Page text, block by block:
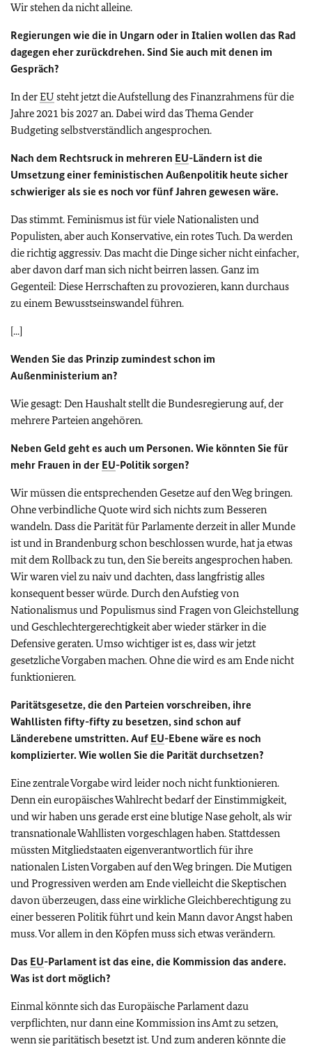
Wir stehen da nicht alleine.
Regierungen wie die in Ungarn oder in Italien wollen das Rad
dagegen eher zurückdrehen. Sind Sie auch mit denen im
Gespräch?
In derEU steht jetzt die Aufstellung des Finanzrahmens für die
Jahre 2021 bis 2027 an. Dabei wird das ThemaGender
Budgetingselbstverständlich angesprochen.
Nach dem Rechtsruck in mehreren EU-Ländern ist die
Umsetzung einer feministischen Außenpolitik heute sicher
schwieriger als sie es noch vor fünf Jahren gewesen wäre.
Das stimmt. Feminismus ist für viele Nationalisten und
Populisten, aber auch Konservative, ein rotes Tuch. Da werden
die richtig aggressiv. Das macht die Dinge sicher nicht einfacher,
aber davon darf man sich nicht beirren lassen. Ganz im
Gegenteil: Diese Herrschaften zu provozieren, kann durchaus
zu einem Bewusstseinswandel führen.
[...]
Wenden Sie das Prinzip zumindest schon im
Außenministerium an?
Wie gesagt: Den Haushalt stellt die Bundesregierung auf, der
mehrere Parteien angehören.
Neben Geld geht es auch um Personen. Wie könnten Sie für
mehr Frauen in der EU-Politik sorgen?
Wir müssen die entsprechenden Gesetze auf den Weg bringen.
Ohne verbindliche Quote wird sich nichts zum Besseren
wandeln. Dass die Parität für Parlamente derzeit in aller Munde
ist und in Brandenburg schon beschlossen wurde, hat ja etwas
mit dem Rollback zu tun, den Sie bereits angesprochen haben.
Wir waren viel zu naiv und dachten, dass langfristig alles
konsequent besser würde. Durch den Aufstieg von
Nationalismus und Populismus sind Fragen von Gleichstellung
und Geschlechtergerechtigkeit aber wieder stärker in die
Defensive geraten. Umso wichtiger ist es, dass wir jetzt
gesetzliche Vorgaben machen. Ohne die wird es am Ende nicht
funktionieren.
Paritätsgesetze, die den Parteien vorschreiben, ihre
Wahllisten fifty-fifty zu besetzen, sind schon auf
Länderebene umstritten. Auf EU-Ebene wäre es noch
komplizierter. Wie wollen Sie die Parität durchsetzen?
Eine zentrale Vorgabe wird leider noch nicht funktionieren.
Denn ein europäisches Wahlrecht bedarf der Einstimmigkeit,
und wir haben uns gerade erst eine blutige Nase geholt, als wir
transnationale Wahllisten vorgeschlagen haben. Stattdessen
müssten Mitgliedstaaten eigenverantwortlich für ihre
nationalen Listen Vorgaben auf den Weg bringen. Die Mutigen
und Progressiven werden am Ende vielleicht die Skeptischen
davon überzeugen, dass eine wirkliche Gleichberechtigung zu
einer besseren Politik führt und kein Mann davor Angst haben
muss. Vor allem in den Köpfen muss sich etwas verändern.
Das EU-Parlament ist das eine, die Kommission das andere.
Was ist dort möglich?
Einmal könnte sich das Europäische Parlament dazu
verpflichten, nur dann eine Kommission ins Amt zu setzen,
wenn sie paritätisch besetzt ist. Und zum anderen könnte die